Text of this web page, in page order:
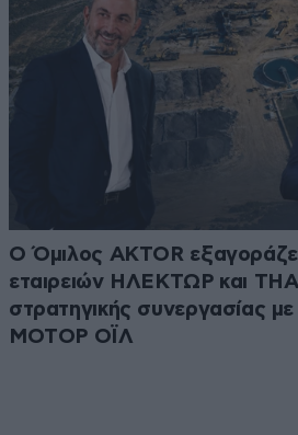
Ο Όμιλος AKTOR
εταιρειών ΗΛΕΚΤΩΡ και
στρατηγικής συνεργασίας
ΜΟΤΟΡ ΟΪΛ